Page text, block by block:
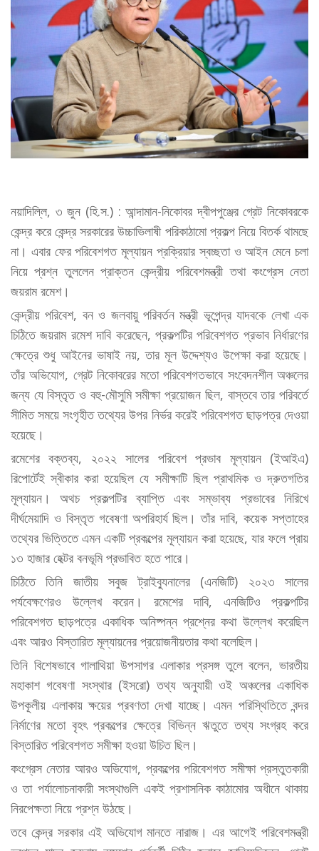
নয়াদিল্লি, ৩ জুন (হি.স.) : আন্দামান-নিকোবর দ্বীপপুঞ্জের গ্রেট নিকোবরকে
কেন্দ্র করে কেন্দ্র সরকারের উচ্চাভিলাষী পরিকাঠামো প্রকল্প নিয়ে বিতর্ক থামছে
না। এবার ফের পরিবেশগত মূল্যায়ন প্রক্রিয়ার স্বচ্ছতা ও আইন মেনে চলা
নিয়ে প্রশ্ন তুললেন প্রাক্তন কেন্দ্রীয় পরিবেশমন্ত্রী তথা কংগ্রেস নেতা
জয়রাম রমেশ।
কেন্দ্রীয় পরিবেশ, বন ও জলবায়ু পরিবর্তন মন্ত্রী ভূপেন্দ্র যাদবকে লেখা এক
চিঠিতে জয়রাম রমেশ দাবি করেছেন, প্রকল্পটির পরিবেশগত প্রভাব নির্ধারণের
ক্ষেত্রে শুধু আইনের ভাষাই নয়, তার মূল উদ্দেশ্যও উপেক্ষা করা হয়েছে।
তাঁর অভিযোগ, গ্রেট নিকোবরের মতো পরিবেশগতভাবে সংবেদনশীল অঞ্চলের
জন্য যে বিস্তৃত ও বহু-মৌসুমি সমীক্ষা প্রয়োজন ছিল, বাস্তবে তার পরিবর্তে
সীমিত সময়ে সংগৃহীত তথ্যের উপর নির্ভর করেই পরিবেশগত ছাড়পত্র দেওয়া
হয়েছে।
রমেশের বক্তব্য, ২০২২ সালের পরিবেশ প্রভাব মূল্যায়ন (ইআইএ)
রিপোর্টেই স্বীকার করা হয়েছিল যে সমীক্ষাটি ছিল প্রাথমিক ও দ্রুতগতির
মূল্যায়ন। অথচ প্রকল্পটির ব্যাপ্তি এবং সম্ভাব্য প্রভাবের নিরিখে
দীর্ঘমেয়াদি ও বিস্তৃত গবেষণা অপরিহার্য ছিল। তাঁর দাবি, কয়েক সপ্তাহের
তথ্যের ভিত্তিতে এমন একটি প্রকল্পের মূল্যায়ন করা হয়েছে, যার ফলে প্রায়
১৩ হাজার হেক্টর বনভূমি প্রভাবিত হতে পারে।
চিঠিতে তিনি জাতীয় সবুজ ট্রাইব্যুনালের (এনজিটি) ২০২৩ সালের
পর্যবেক্ষণেরও উল্লেখ করেন। রমেশের দাবি, এনজিটিও প্রকল্পটির
পরিবেশগত ছাড়পত্রে একাধিক অনিষ্পন্ন প্রশ্নের কথা উল্লেখ করেছিল
এবং আরও বিস্তারিত মূল্যায়নের প্রয়োজনীয়তার কথা বলেছিল।
তিনি বিশেষভাবে গালাথিয়া উপসাগর এলাকার প্রসঙ্গ তুলে বলেন, ভারতীয়
মহাকাশ গবেষণা সংস্থার (ইসরো) তথ্য অনুযায়ী ওই অঞ্চলের একাধিক
উপকূলীয় এলাকায় ক্ষয়ের প্রবণতা দেখা যাচ্ছে। এমন পরিস্থিতিতে বন্দর
নির্মাণের মতো বৃহৎ প্রকল্পের ক্ষেত্রে বিভিন্ন ঋতুতে তথ্য সংগ্রহ করে
বিস্তারিত পরিবেশগত সমীক্ষা হওয়া উচিত ছিল।
কংগ্রেস নেতার আরও অভিযোগ, প্রকল্পের পরিবেশগত সমীক্ষা প্রস্তুতকারী
ও তা পর্যালোচনাকারী সংস্থাগুলি একই প্রশাসনিক কাঠামোর অধীনে থাকায়
নিরপেক্ষতা নিয়ে প্রশ্ন উঠছে।
তবে কেন্দ্র সরকার এই অভিযোগ মানতে নারাজ। এর আগেই পরিবেশমন্ত্রী